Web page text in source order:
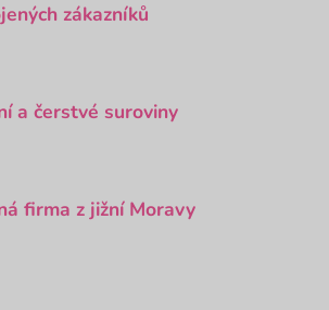
zákazníků
a čerstvé suroviny
firma z jižní Moravy